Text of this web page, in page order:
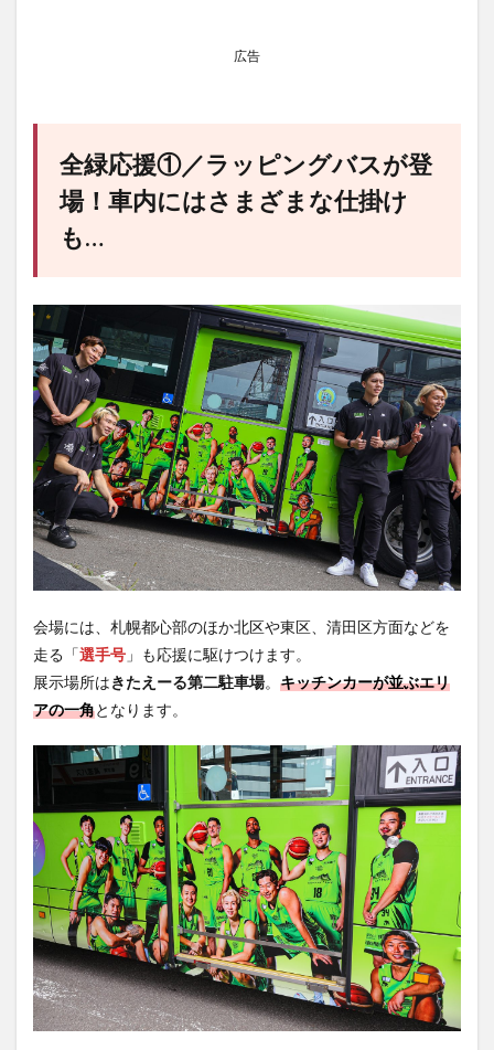
広告
全緑応援①／ラッピングバスが登
場！車内にはさまざまな仕掛け
も…
会場には、札幌都心部のほか北区や東区、清田区方面などを
走る「選手号 」も応援に駆けつけます。
展示場所はきたえーる第二駐車場。 キッチンカーが並ぶエリ
アの一角となります。